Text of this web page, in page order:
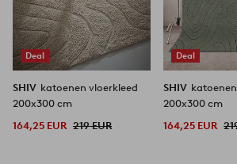
Deal
SHIV katoenen vloerkleed
200x300 cm
164,25 EUR 219 EUR
Deal
SHIV
200x300 cm
164,25 EUR